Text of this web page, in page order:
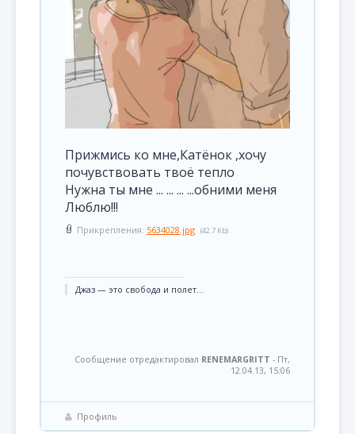
Прижмись ко мне,Катёнок ,хочу
почувствовать твоё тепло
Нужна ты мне ... ... ... ...обними меня
Люблю!!!
Прикрепления: 5634028.jpg (42.7 Kb)
Джаз — это свобода и полет...
Сообщение отредактировал RENEMARGRITT - Пт,
12.04.13, 15:06
Профиль